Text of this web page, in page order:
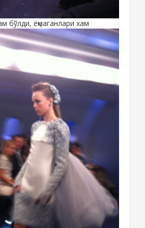
бўлди, ёқмаганлари хам